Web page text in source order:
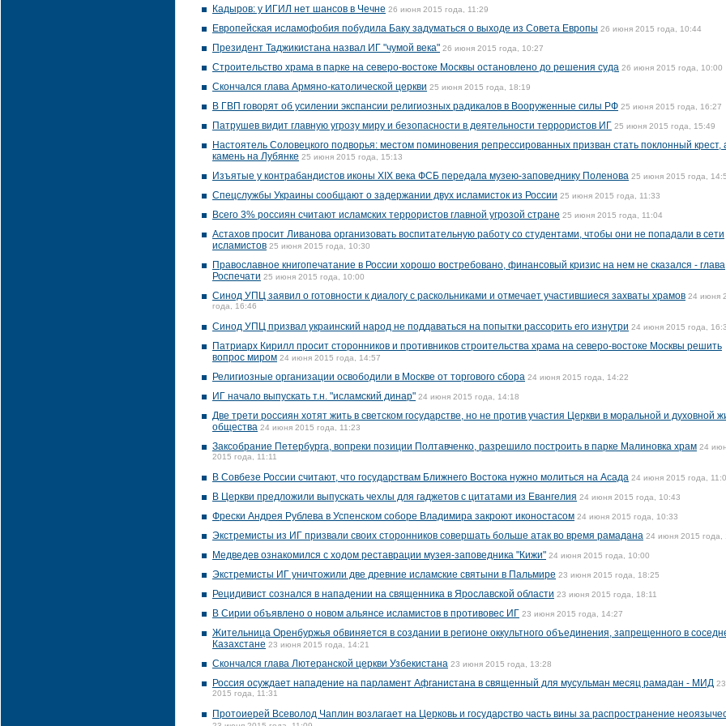
Кадыров: у ИГИЛ нет шансов в Чечне 26 июня 2015 года, 11:29
Европейская исламофобия побудила Баку задуматься о выходе из Совета Европы 26 июня 2015 года, 10:44
Президент Таджикистана назвал ИГ "чумой века" 26 июня 2015 года, 10:27
Строительство храма в парке на северо-востоке Москвы остановлено до решения суда 26 июня 2015 года, 10:00
Скончался глава Армяно-католической церкви 25 июня 2015 года, 18:19
В ГВП говорят об усилении экспансии религиозных радикалов в Вооруженные силы РФ 25 июня 2015 года, 16:27
Патрушев видит главную угрозу миру и безопасности в деятельности террористов ИГ 25 июня 2015 года, 15:49
Настоятель Соловецкого подворья: местом поминовения репрессированных призван стать поклонный крест,
камень на Лубянке 25 июня 2015 года, 15:13
Изъятые у контрабандистов иконы XIX века ФСБ передала музею-заповеднику Поленова 25 июня 2015 года,
Спецслужбы Украины сообщают о задержании двух исламисток из России 25 июня 2015 года, 11:33
Всего 3% россиян считают исламских террористов главной угрозой стране 25 июня 2015 года, 11:04
Астахов просит Ливанова организовать воспитательную работу со студентами, чтобы они не попадали в сети
исламистов 25 июня 2015 года, 10:30
Православное книгопечатание в России хорошо востребовано, финансовый кризис на нем не сказался - глава
Роспечати 25 июня 2015 года, 10:00
Синод УПЦ заявил о готовности к диалогу с раскольниками и отмечает участившиеся захваты храмов 24 июня
года, 16:46
Синод УПЦ призвал украинский народ не поддаваться на попытки рассорить его изнутри 24 июня 2015 года,
Патриарх Кирилл просит сторонников и противников строительства храма на северо-востоке Москвы решить
вопрос миром 24 июня 2015 года, 14:57
Религиозные организации освободили в Москве от торгового сбора 24 июня 2015 года, 14:22
ИГ начало выпускать т.н. "исламский динар" 24 июня 2015 года, 14:18
Две трети россиян хотят жить в светском государстве, но не против участия Церкви в моральной и духовной
общества 24 июня 2015 года, 11:23
Заксобрание Петербурга, вопреки позиции Полтавченко, разрешило построить в парке Малиновка храм 24
2015 года, 11:11
В Совбезе России считают, что государствам Ближнего Востока нужно молиться на Асада 24 июня 2015 года,
В Церкви предложили выпускать чехлы для гаджетов с цитатами из Евангелия 24 июня 2015 года, 10:43
Фрески Андрея Рублева в Успенском соборе Владимира закроют иконостасом 24 июня 2015 года, 10:33
Экстремисты из ИГ призвали своих сторонников совершать больше атак во время рамадана 24 июня 2015 года,
Медведев ознакомился с ходом реставрации музея-заповедника "Кижи" 24 июня 2015 года, 10:00
Экстремисты ИГ уничтожили две древние исламские святыни в Пальмире 23 июня 2015 года, 18:25
Рецидивист сознался в нападении на священника в Ярославской области 23 июня 2015 года, 18:11
В Сирии объявлено о новом альянсе исламистов в противовес ИГ 23 июня 2015 года, 14:27
Жительница Оренбуржья обвиняется в создании в регионе оккультного объединения, запрещенного в
Казахстане 23 июня 2015 года, 14:21
Скончался глава Лютеранской церкви Узбекистана 23 июня 2015 года, 13:28
Россия осуждает нападение на парламент Афганистана в священный для мусульман месяц рамадан - МИД
2015 года, 11:31
Протоиерей Всеволод Чаплин возлагает на Церковь и государство часть вины за распространение